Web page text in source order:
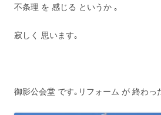
不条理 を 感じる というか ｡
寂しく 思います｡
御影公会堂 です｡リフォーム が 終わっ